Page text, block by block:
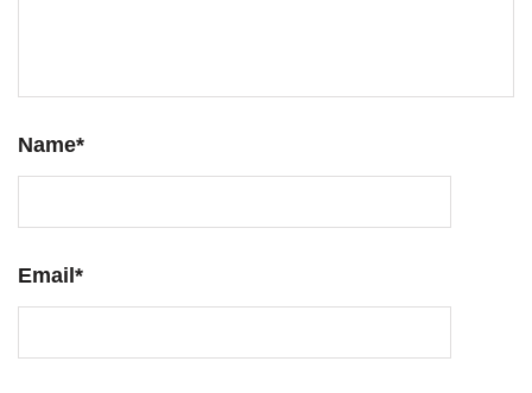
Name*
Email *